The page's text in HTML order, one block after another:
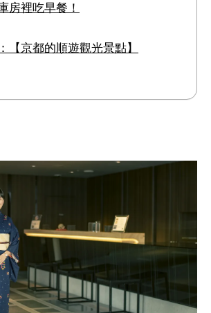
房裡吃早餐！
【京都的順遊觀光景點】